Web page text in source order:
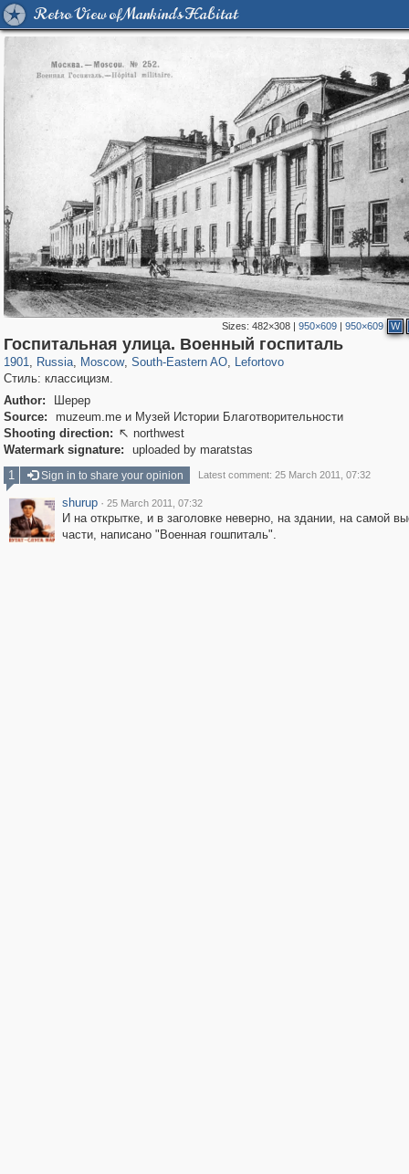
Retro View of Mankind's Habitat
Sizes:482×308 |950×609 |950×609 W
Госпитальная улица. Военный госпиталь
1901, Russia
1,406,803 29,243
, Moscow
319,864 8,286
, South-Eastern AO
11,379 197
, Lefortovo
2,931 80
Стиль: классицизм.
Author:
Шерер
Source:
muzeum.me и Музей Истории Благотворительности
Shooting direction:  northwest
Watermark signature:
uploaded by maratstas
1
Sign in to share your opinion Latest comment: 25 March 2011, 07:32
shurup · 25 March 2011, 07:32
И на открытке, и в заголовке неверно, на здании, на самой
части, написано "Военная гошпиталь".